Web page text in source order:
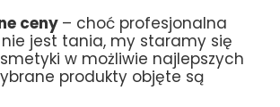
ceny – choć profesjonalna
jest tania, my staramy się
w możliwie najlepszych
produkty objęte są